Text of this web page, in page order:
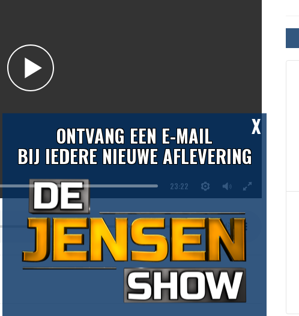
23:22
X
ONTVANG EEN E-MAIL
BIJ IEDERE NIEUWE AFLEVERING